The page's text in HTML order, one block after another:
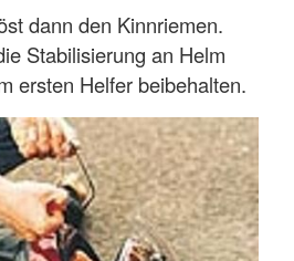
dann den Kinnriemen.
Stabilisierung an Helm
ersten Helfer beibehalten.